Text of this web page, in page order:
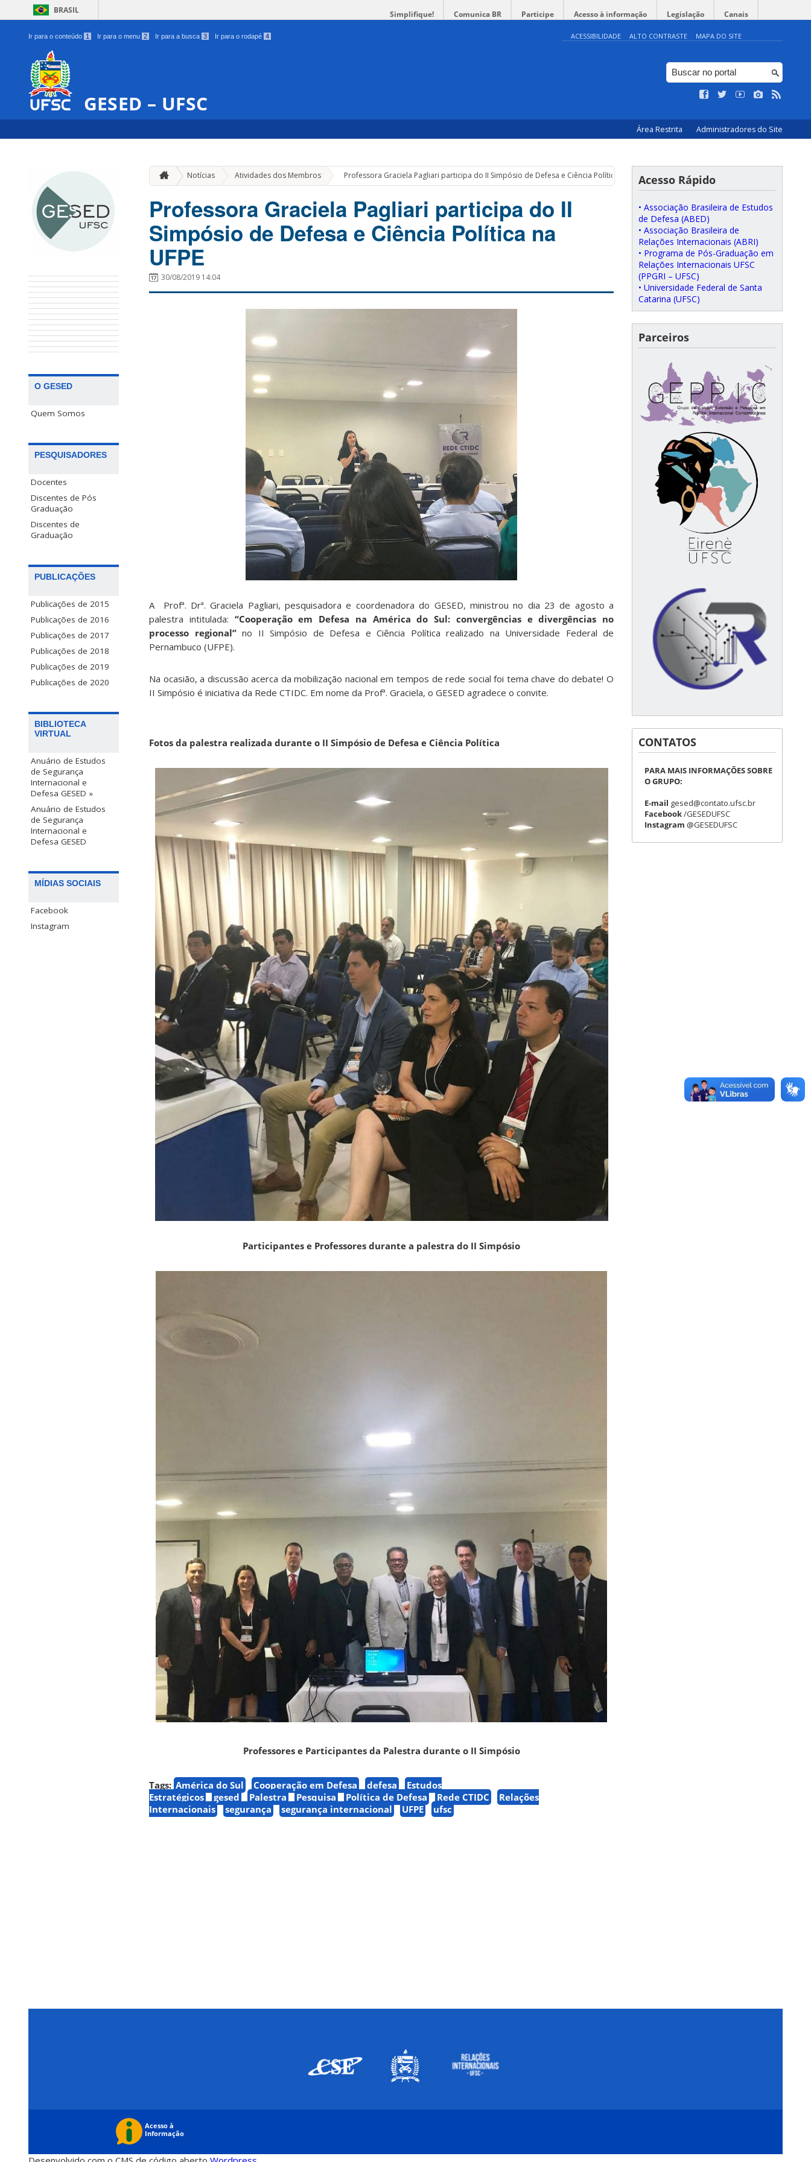
BRASIL Simplifique! Comunica BR Participe Acesso à informação Legislação Canais
Ir para o conteúdo 1 Ir para o menu 2 Ir para a busca 3 Ir para o rodapé 4 ACESSIBILIDADE ALTO CONTRASTE MAPA DO SITE
GESED – UFSC
Área Restrita Administradores do Site
O GESED
Quem Somos
PESQUISADORES
Docentes
Discentes de Pós
Graduação
Discentes de
Graduação
PUBLICAÇÕES
Publicações de 2015
Publicações de 2016
Publicações de 2017
Publicações de 2018
Publicações de 2019
Publicações de 2020
BIBLIOTECA
VIRTUAL
Anuário de Estudos
de Segurança
Internacional e
Defesa GESED »
Anuário de Estudos
de Segurança
Internacional e
Defesa GESED
MÍDIAS SOCIAIS
Facebook
Instagram
Notícias Atividades dos Membros » Professora Graciela Pagliari participa do II Simpósio de Defesa e Ciência Política na UFPE
Professora Graciela Pagliari participa do II
Simpósio de Defesa e Ciência Política na
UFPE
30/08/2019 14:04
A Profª. Drª. Graciela Pagliari, pesquisadora e coordenadora do GESED, ministrou no dia 23 de agosto a
palestra intitulada: “Cooperação em Defesa na América do Sul: convergências e divergências no
processo regional” no II Simpósio de Defesa e Ciência Política realizado na Universidade Federal de
Pernambuco (UFPE).
Na ocasião, a discussão acerca da mobilização nacional em tempos de rede social foi tema chave do debate! O
II Simpósio é iniciativa da Rede CTIDC. Em nome da Profª. Graciela, o GESED agradece o convite.
Fotos da palestra realizada durante o II Simpósio de Defesa e Ciência Política
Participantes e Professores durante a palestra do II Simpósio
Professores e Participantes da Palestra durante o II Simpósio
Tags: América do Sul Cooperação em Defesa defesa
Estudos
Estratégicos
gesed Palestra Pesquisa Política de Defesa Rede CTIDC
Relações
Internacionais
segurança segurança internacional UFPE ufsc
Acesso Rápido
• Associação Brasileira de Estudos
de Defesa (ABED)
• Associação Brasileira de
Relações Internacionais (ABRI)
• Programa de Pós-Graduação em
Relações Internacionais UFSC
(PPGRI – UFSC)
• Universidade Federal de Santa
Catarina (UFSC)
Parceiros
CONTATOS
PARA MAIS INFORMAÇÕES SOBRE
O GRUPO:
E-mail gesed@contato.ufsc.br
Facebook/GESEDUFSC
Instagram @GESEDUFSC